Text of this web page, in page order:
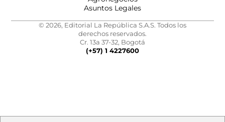
Asuntos Legales
© 2026, Editorial La República S.A.S. Todos los
derechos reservados.
Cr. 13a 37-32, Bogotá
(+57) 1 4227600